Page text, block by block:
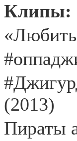
Клипы:
(2013)
Пираты